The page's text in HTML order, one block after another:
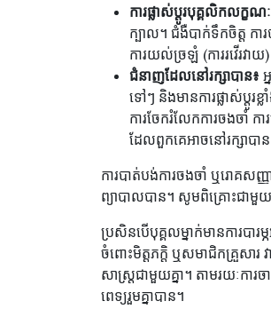
ការផ្លាស់ប្តូរបុគ្គលិកលក្ខ
ក្បាល។ ជំងឺបាក់ទឹកចិត្ត កា
ការយល់ច្រឡំ (ការរវើរវ
ជំនាញដែលនៅរក្សាបាន៖
ទៅៗ និងមានការផ្លាស់ប្តូ
ការចែករំលែកការចងចាំ ក
ដែលពួកគេអាចនៅរក្សាបាន
ការបាត់បង់ការចងចាំ ឬរោគស
ព្យាបាលបាន។ សូមពិគ្រោះជាមួយ
ប្រសិនបើបុគ្គលម្នាក់មានការប
ចំពោះមិត្តភក្តិ ឬសមាជិកគ្រួសារ វ
សាស្ត្រជាមួយគ្នា។ តាមរយៈការ
ពេទ្យរួមគ្នាបាន។